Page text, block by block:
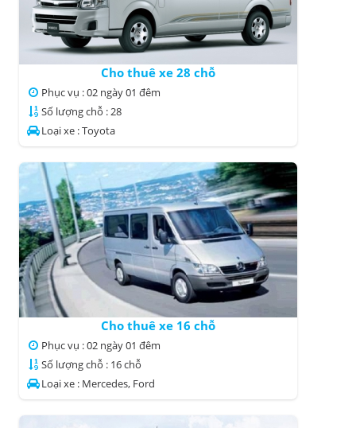
Cho thuê xe 28 chỗ
Phục vụ : 02 ngày 01 đêm
Số lượng chỗ : 28
Loại xe : Toyota
Cho thuê xe 16 chỗ
Phục vụ : 02 ngày 01 đêm
Số lượng chỗ : 16 chỗ
Loại xe : Mercedes, Ford